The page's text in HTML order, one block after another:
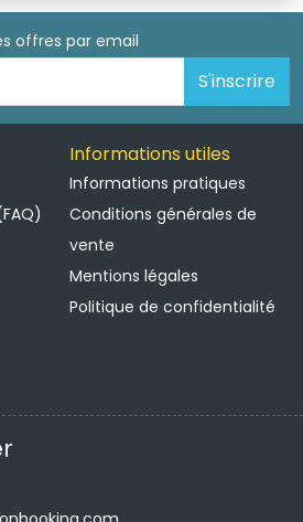
offres par email
S'inscrire
Informations utiles
Informations pratiques
Conditions générales de
vente
Mentions légales
Politique de confidentialité